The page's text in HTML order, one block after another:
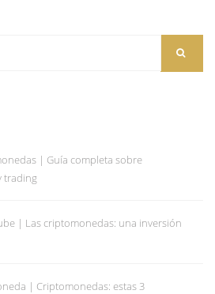
| Guía completa sobre
trading
| Las criptomonedas: una inversión
| Criptomonedas: estas 3